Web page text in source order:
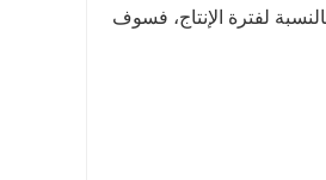
بعد استلام الوديعة. أما بالنسبة لفترة الإنتاج، فسوف